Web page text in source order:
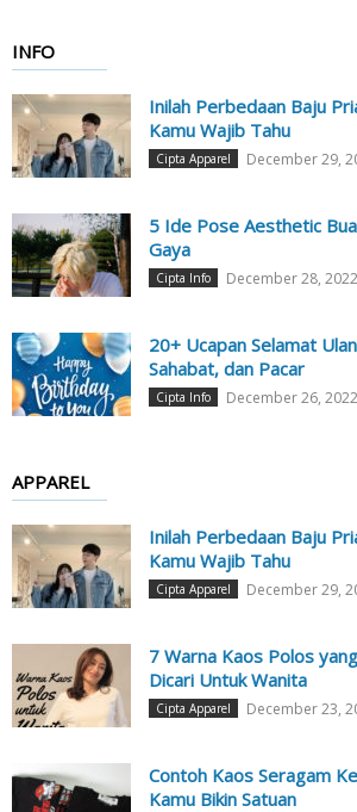
INFO
Inilah Perbedaan Baju
Kamu Wajib Tahu
Cipta Apparel December 29,
5 Ide Pose Aesthetic
Gaya
Cipta Info December 28, 2022
20+ Ucapan Selamat
Sahabat, dan Pacar
Cipta Info December 26, 2022
APPAREL
Inilah Perbedaan Baju
Kamu Wajib Tahu
Cipta Apparel December 29,
7 Warna Kaos Polos
Dicari Untuk Wanita
Cipta Apparel December 23,
Contoh Kaos Seragam
Kamu Bikin Satuan